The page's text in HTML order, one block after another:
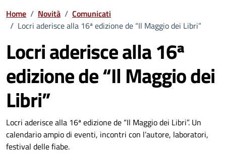
Home / Novità / Comunicati
/ Locri aderisce alla 16ª edizione de “Il Maggio dei Libri”
Locri aderisce alla 16ª
edizione de “Il Maggio dei
Libri”
Dettagli della notizia
Locri aderisce alla 16ª edizione de “Il Maggio dei Libri”. Un
calendario ampio di eventi, incontri con l’autore, laboratori,
festival delle fiabe.